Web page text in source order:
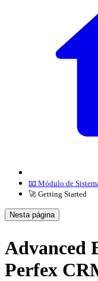
📧 Módulo de
🚀 Getting Started
Nesta página
Advanced
Perfex